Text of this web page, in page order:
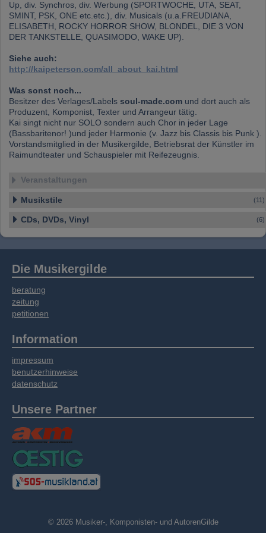
Informationen möglicherweise mit weiteren
Daten zusammen, die Sie bereitgestellt haben
oder die sie im Rahmen Ihrer Nutzung der
Up, div. Synchros, div. Werbung (SPORTWOCHE, UTA, SEAT,
SMINT, PSK, ONE etc.etc.), div. Musicals (u.a.FREUDIANA,
ELISABETH, ROCKY HORROR SHOW, BLONDEL, DIE 3 VON
DER TANKSTELLE, QUASIMODO, WAKE UP).
Siehe auch:
http://kaipeterson.com/all_about_kai.html
Was sonst noch...
Besitzer des Verlages/Labelssoul-made.com und dort auch als
Produzent, Komponist, Texter und Arrangeur tätig.
Kai singt nicht nur SOLO sondern auch Chor in jeder Lage
(Bassbaritenor! )und jeder Harmonie (v. Jazz bis Classis bis Punk ).
Vorstandsmitglied in der Musikergilde, Betriebsrat der Künstler im
Raimundteater und Schauspieler mit Reifezeugnis.
Veranstaltungen
Musikstile (11)
CDs, DVDs, Vinyl (6)
Die Musikergilde
beratung
zeitung
petitionen
Information
impressum
benutzerhinweise
datenschutz
Unsere Partner
© 2026 Musiker-, Komponisten- und AutorenGilde